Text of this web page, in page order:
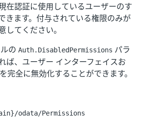
在認証に使用しているユーザーのす
きます。付与されている権限のみが
してください。
の Auth.DisabledPermissions パラ
ば、ユーザー インターフェイスお
完全に無効化することができます。
odata/Permissions